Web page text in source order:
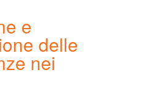
e
delle
nei